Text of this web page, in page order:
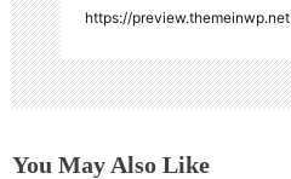
https://preview.themeinwp.net
You May Also Like